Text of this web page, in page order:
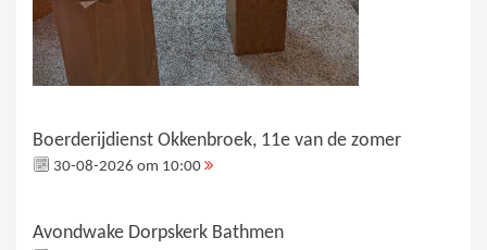
Boerderijdienst Okkenbroek, 11e van de zomer
30-08-2026 om 10:00
Avondwake Dorpskerk Bathmen